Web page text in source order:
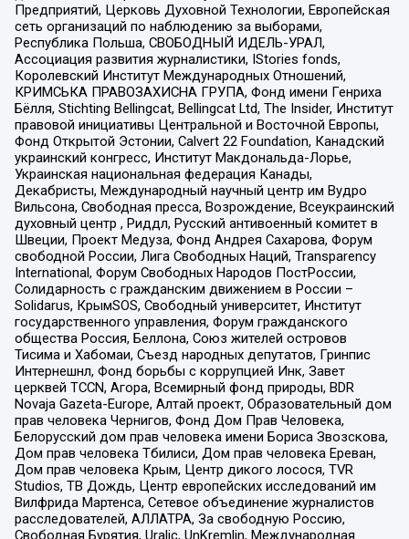
Предприятий, Церковь Духовной Технологии, Европейская
сеть организаций по наблюдению за выборами,
Республика Польша, СВОБОДНЫЙ ИДЕЛЬ-УРАЛ,
Ассоциация развития журналистики, IStories fonds,
Королевский Институт Международных Отношений,
КРИМСЬКА ПРАВОЗАХИСНА ГРУПА, Фонд имени Генриха
Бёлля, Stichting Bellingcat, Bellingcat Ltd, The Insider, Институт
правовой инициативы Центральной и Восточной Европы,
Фонд Открытой Эстонии, Calvert 22 Foundation, Канадский
украинский конгресс, Институт Макдональда-Лорье,
Украинская национальная федерация Канады,
Декабристы, Международный научный центр им Вудро
Вильсона, Свободная пресса, Возрождение, Всеукраинский
духовный центр , Риддл, Русский антивоенный комитет в
Швеции, Проект Медуза, Фонд Андрея Сахарова, Форум
свободной России, Лига Свободных Наций, Transparеncy
International, Форум Свободных Народов ПостРоссии,
Солидарность с гражданским движением в России –
Solidarus, КрымSOS, Свободный университет, Институт
государственного управления, Форум гражданского
общества Россия, Беллона, Союз жителей островов
Тисима и Хабомаи, Съезд народных депутатов, Гринпис
Интернешнл, Фонд борьбы с коррупцией Инк, Завет
церквей TCCN, Агора, Всемирный фонд природы, BDR
Novaja Gazeta-Europe, Алтай проект, Образовательный дом
прав человека Чернигов, Фонд Дом Прав Человека,
Белорусский дом прав человека имени Бориса Звозскова,
Дом прав человека Тбилиси, Дом прав человека Ереван,
Дом прав человека Крым, Центр дикого лосося, TVR
Studios, ТВ Дождь, Центр европейских исследований им
Вилфрида Мартенса, Сетевое объединение журналистов
расследователей, АЛЛАТРА, За свободную Россию,
Свободная Бурятия, Uralic, UnKremlin, Международная